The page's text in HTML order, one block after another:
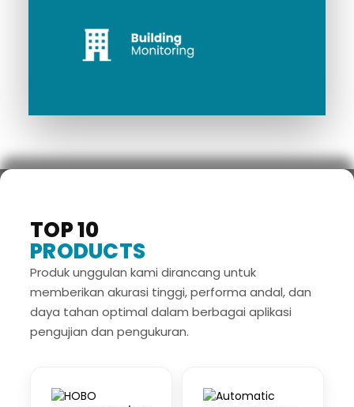
TOP 10
PRODUCTS
Produk unggulan kami dirancang untuk
memberikan akurasi tinggi, performa andal, dan
daya tahan optimal dalam berbagai aplikasi
pengujian dan pengukuran.